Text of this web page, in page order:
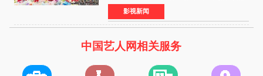
是泉州荣膺世界美食之都后推出的首部美食主题
文旅微短剧，实力派演员孙茜特别出演簪花非遗
传承人，她曾参演
影视新闻
中国艺人网相关服务